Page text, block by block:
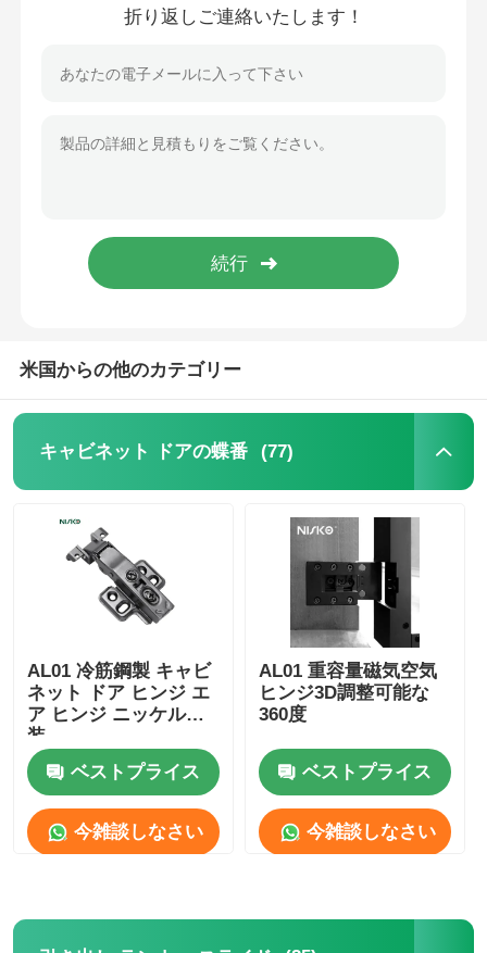
会社案内
品質管理
ニュース
引き出し ランナー スライド
キッチン 貯蔵液
クローゼット組織
キャビネット吊りブラケット
フラップ金具
折り返しご連絡いたします！
米国からの他のカテゴリー
キャビネット ドアの蝶番 (77)
AL01 冷筋鋼製 キャビ
ネット ドア ヒンジ エ
ア ヒンジ ニッケル塗
装
ベストプライス
今雑談しなさい
AL01 重容量磁気空気
ヒンジ3D調整可能な
360度
ベストプライス
今雑談しなさい